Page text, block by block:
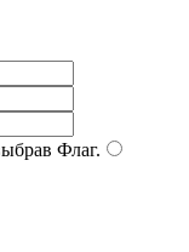
Флаг.